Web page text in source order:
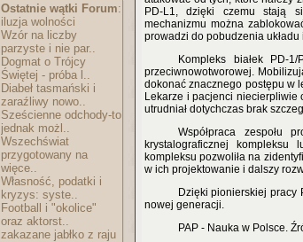
Ostatnie wątki Forum:
iluzja wolności
Wzór na liczby
parzyste i nie par..
Dogmat o Trójcy
Świętej - próba l..
Diabeł tasmański i
zaraźliwy nowo..
Sześcienne odchody-to
jednak możl..
Wszechświat
przygotowany na
więce..
Własność, podatki i
kryzys: syste..
Football i "okolice"
oraz aktorst..
zakazane jabłko z raju
PD-L1, dzięki czemu stają
mechanizmu można
prowadzi do pobudzenia
Kompleks białek PD-
przeciwnowotworowej.
dokonać znacznego postępu w
Lekarze i pacjenci niecierpliwie
utrudniał dotychczas brak
Współpraca zespołu
krystalograficznej kompleksu
kompleksu pozwoliła na
w ich projektowanie i dalszy
Dzięki pionierskiej pracy
nowej generacji.
PAP - Nauka w Polsce.